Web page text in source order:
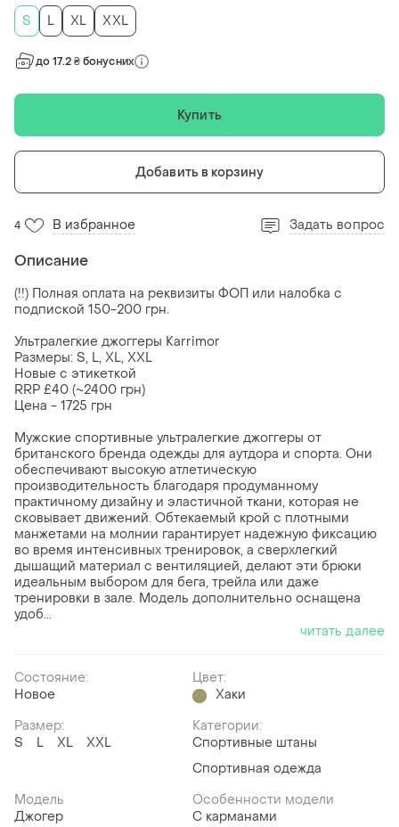
S
L XL XXL
до 17.2 ₴ бонусних
Купить
Добавить в корзину
4 В избранное Задать вопрос
Описание
(!!) Полная оплата на реквизиты ФОП или налобка с
подпиской 150-200 грн.
Ультралегкие джоггеры Karrimor
Размеры: S, L, XL, XXL
Новые с этикеткой
RRP £40 (~2400 грн)
Цена - 1725 грн
Мужские спортивные ультралегкие джоггеры от
британского бренда одежды для аутдора и спорта. Они
обеспечивают высокую атлетическую
производительность благодаря продуманному
практичному дизайну и эластичной ткани, которая не
сковывает движений. Обтекаемый крой с плотными
манжетами на молнии гарантирует надежную фиксацию
во время интенсивных тренировок, а сверхлегкий
дышащий материал с вентиляцией, делают эти брюки
идеальным выбором для бега, трейла или даже
тренировки в зале. Модель дополнительно оснащена
удоб...
читать далее
Состояние:
Новое
Цвет:
Хаки
Размер:
S
L XL XXL
Категории:
Спортивные штаны
Спортивная одежда
Модель
Джогер
Особенности модели
С карманами